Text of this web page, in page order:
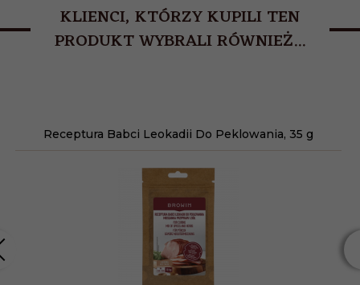
KLIENCI, KTÓRZY KUPILI TEN
PRODUKT WYBRALI RÓWNIEŻ...
Receptura Babci Leokadii Do Peklowania, 35 g